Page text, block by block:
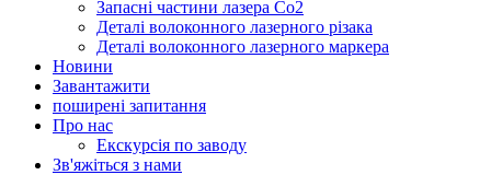
Запасні частини лазера Co2
Деталі волоконного лазерного різака
Деталі волоконного лазерного маркера
Новини
Завантажити
поширені запитання
Про нас
Екскурсія по заводу
Зв'яжіться з нами